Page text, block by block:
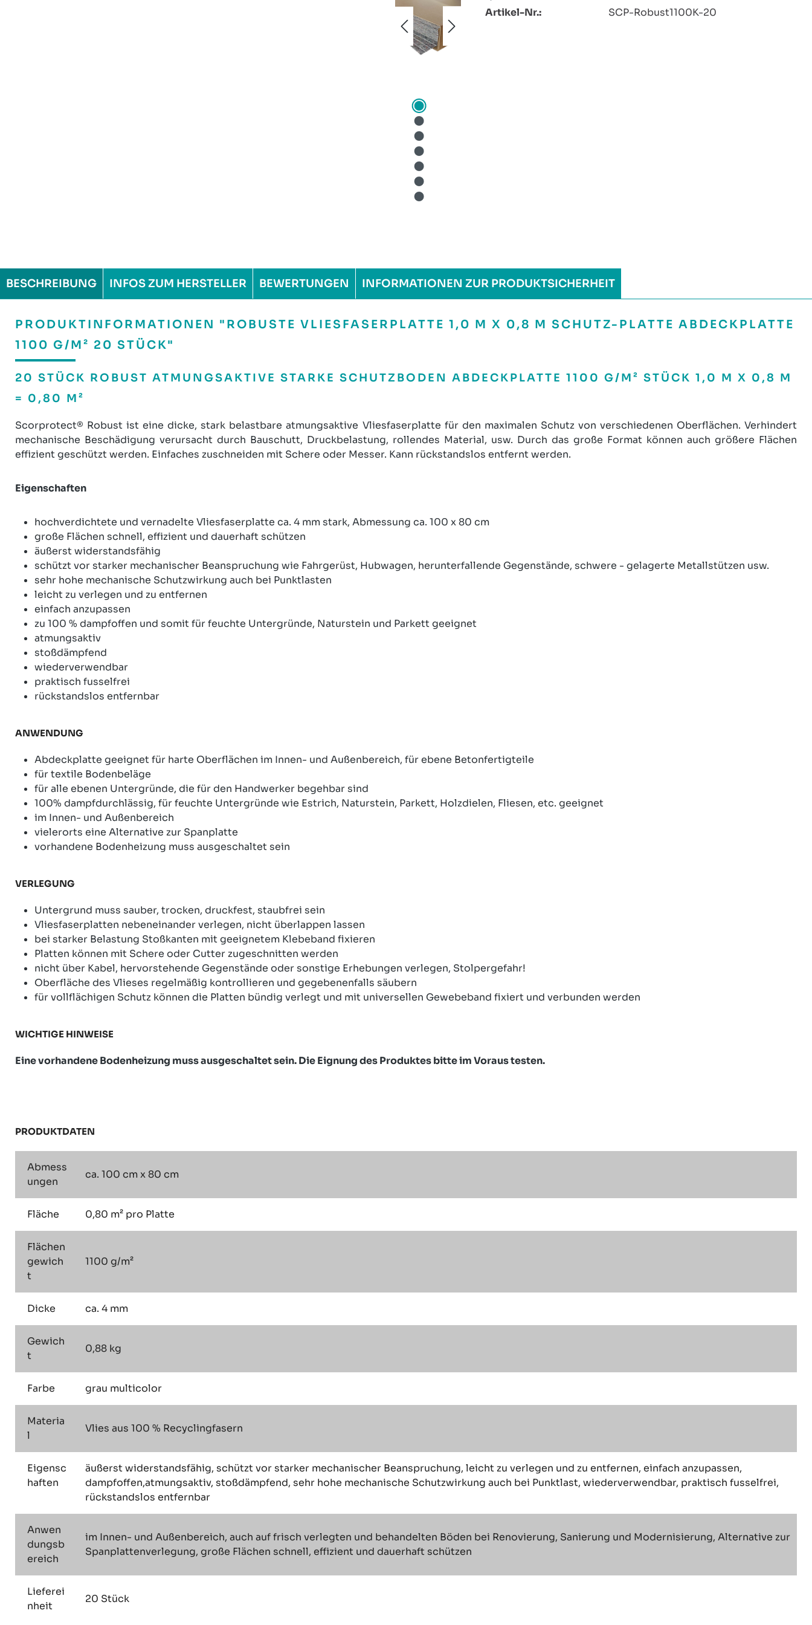
Artikel-Nr.: SCP-Robust1100K-20
BESCHREIBUNG INFOS ZUM HERSTELLER BEWERTUNGEN INFORMATIONEN ZUR PRODUKTSICHERHEIT
PRODUKTINFORMATIONEN "ROBUSTE VLIESFASERPLATTE 1,0 M X 0,8 M SCHUTZ-PLATTE ABDECKPLATTE
1100 G/M² 20 STÜCK"
20 STÜCK ROBUST ATMUNGSAKTIVE STARKE SCHUTZBODEN ABDECKPLATTE 1100 G/M² STÜCK 1,0 M X 0,8 M
= 0,80 M²
Scorprotect® Robust ist eine dicke, stark belastbare atmungsaktive Vliesfaserplatte für den maximalen Schutz von verschiedenen Oberflächen. Verhindert
mechanische Beschädigung verursacht durch Bauschutt, Druckbelastung, rollendes Material, usw. Durch das große Format können auch größere Flächen
effizient geschützt werden. Einfaches zuschneiden mit Schere oder Messer. Kann rückstandslos entfernt werden.
Eigenschaften
hochverdichtete und vernadelte Vliesfaserplatte ca. 4 mm stark, Abmessung ca. 100 x 80 cm
große Flächen schnell, effizient und dauerhaft schützen
äußerst widerstandsfähig
schützt vor starker mechanischer Beanspruchung wie Fahrgerüst, Hubwagen, herunterfallende Gegenstände, schwere - gelagerte Metallstützen usw.
sehr hohe mechanische Schutzwirkung auch bei Punktlasten
leicht zu verlegen und zu entfernen
einfach anzupassen
zu 100 % dampfoffen und somit für feuchte Untergründe, Naturstein und Parkett geeignet
atmungsaktiv
stoßdämpfend
wiederverwendbar
praktisch fusselfrei
rückstandslos entfernbar
ANWENDUNG
Abdeckplatte geeignet für harte Oberflächen im Innen- und Außenbereich, für ebene Betonfertigteile
für textile Bodenbeläge
für alle ebenen Untergründe, die für den Handwerker begehbar sind
100% dampfdurchlässig, für feuchte Untergründe wie Estrich, Naturstein, Parkett, Holzdielen, Fliesen, etc. geeignet
im Innen- und Außenbereich
vielerorts eine Alternative zur Spanplatte
vorhandene Bodenheizung muss ausgeschaltet sein
VERLEGUNG
Untergrund muss sauber, trocken, druckfest, staubfrei sein
Vliesfaserplatten nebeneinander verlegen, nicht überlappen lassen
bei starker Belastung Stoßkanten mit geeignetem Klebeband fixieren
Platten können mit Schere oder Cutter zugeschnitten werden
nicht über Kabel, hervorstehende Gegenstände oder sonstige Erhebungen verlegen, Stolpergefahr!
Oberfläche des Vlieses regelmäßig kontrollieren und gegebenenfalls säubern
für vollflächigen Schutz können die Platten bündig verlegt und mit universellen Gewebeband fixiert und verbunden werden
WICHTIGE HINWEISE
Eine vorhandene Bodenheizung muss ausgeschaltet sein. Die Eignung des Produktes bitte im Voraus testen.
PRODUKTDATEN
Abmess
ungen
ca. 100 cm x 80 cm
Fläche 0,80 m² pro Platte
Flächen
gewich
t
1100 g/m²
Dicke ca. 4 mm
Gewich
t
0,88 kg
Farbe grau multicolor
Materia
l
Vlies aus 100 % Recyclingfasern
Eigensc
haften
äußerst widerstandsfähig, schützt vor starker mechanischer Beanspruchung, leicht zu verlegen und zu entfernen, einfach anzupassen,
dampfoffen,atmungsaktiv, stoßdämpfend, sehr hohe mechanische Schutzwirkung auch bei Punktlast, wiederverwendbar, praktisch fusselfrei,
rückstandslos entfernbar
Anwen
dungsb
ereich
im Innen- und Außenbereich, auch auf frisch verlegten und behandelten Böden bei Renovierung, Sanierung und Modernisierung, Alternative zur
Spanplattenverlegung, große Flächen schnell, effizient und dauerhaft schützen
Lieferei
nheit
20 Stück